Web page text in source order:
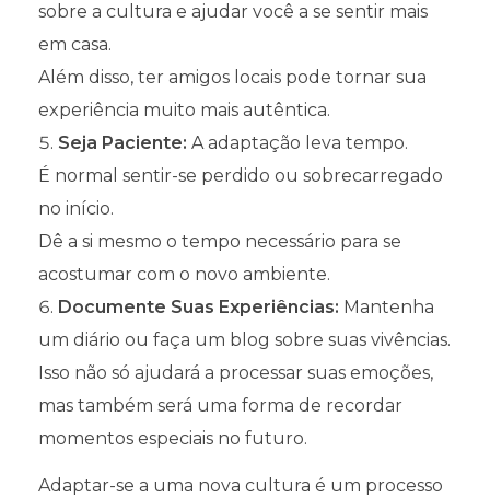
sobre a cultura e ajudar você a se sentir mais
em casa.
Além disso, ter amigos locais pode tornar sua
experiência muito mais autêntica.
Seja Paciente: A adaptação leva tempo.
É normal sentir-se perdido ou sobrecarregado
no início.
Dê a si mesmo o tempo necessário para se
acostumar com o novo ambiente.
Documente Suas Experiências: Mantenha
um diário ou faça um blog sobre suas vivências.
Isso não só ajudará a processar suas emoções,
mas também será uma forma de recordar
momentos especiais no futuro.
Adaptar-se a uma nova cultura é um processo